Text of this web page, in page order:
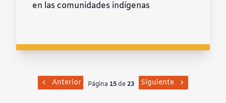
en las comunidades indígenas
Anterior Página 15 de23 Siguiente